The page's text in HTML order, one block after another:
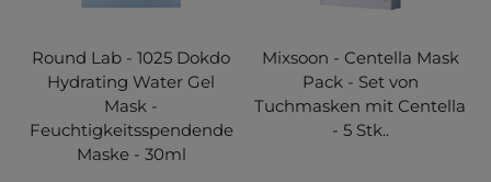
Round Lab - 1025 Dokdo
Hydrating Water Gel
Mask -
Feuchtigkeitsspendende
Maske - 30ml
Mixsoon - Centella Mask
Pack - Set von
Tuchmasken mit Centella
- 5 Stk..